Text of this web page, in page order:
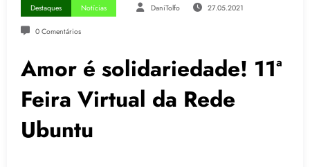
Destaques Notícias DaniTolfo 27.05.2021
0 Comentários
Amor é solidariedade! 11ª
Feira Virtual da Rede
Ubuntu